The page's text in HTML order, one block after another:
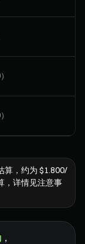
算，约为 $1.800/
，详情见注意事
，